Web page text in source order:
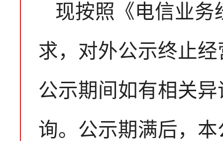
现按照《电信业务
求，对外公示终止
公示期间如有相关
询。公示期满后，